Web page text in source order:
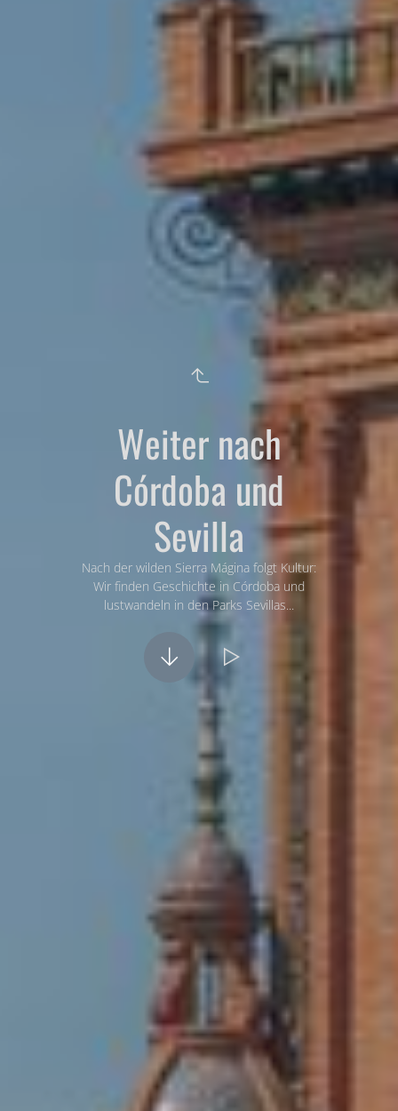
Weiter nach
Córdoba und
Sevilla
Nach der wilden Sierra Mágina folgt Kultur:
Wir finden Geschichte in Córdoba und
lustwandeln in den Parks Sevillas...